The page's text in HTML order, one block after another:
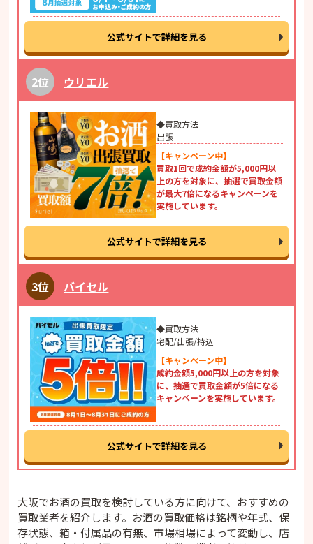
公式サイトで詳細を見る
ウリエル
◆買取方法
出張
【キャンペーン中】
買取1回で成約金額が5,000円以
上の方を対象に、抽選で買取金額
が最大7倍になるキャンペーンを
実施しています。
公式サイトで詳細を見る
バイセル
◆買取方法
宅配/出張/持込
【キャンペーン中】
成約金額5,000円以上の方を対象
に、抽選で買取金額が5倍になる
キャンペーンを実施しています。
公式サイトで詳細を見る
大阪でお酒の買取を検討している方に向けて、おすすめの
買取業者を紹介します。お酒の買取価格は銘柄や年式、保
存状態、箱・付属品の有無、市場相場によって変動し、店